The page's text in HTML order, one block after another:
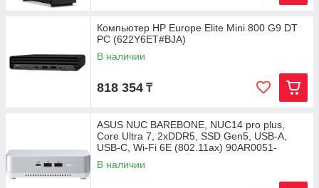
Компьютер HP Europe Elite Mini 800 G9 DT
PC (622Y6ET#BJA)
В наличии
818 354 ₸
ASUS NUC BAREBONE, NUC14 pro plus,
Core Ultra 7, 2xDDR5, SSD Gen5, USB-A,
USB-C, Wi-Fi 6E (802.11ax) 90AR0051-
В наличии